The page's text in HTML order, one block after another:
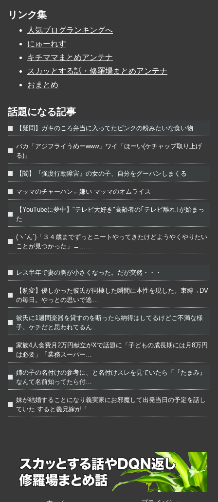
リンク集
人気ブログランキングへ
にゅーれす
キチママまとめアンテナ
スカッとする話・修羅場まとめアンテナ
おまとめ
話題になる記事
【疑問】ガキのころ弁当に入ってたピンクの粉みたいな食い物
バカ「アジフライうめーwww」ワイ「ほーい(ケチャップ取り上げ
る)」
【闇】『強度行動障害』の女の子、自分をグーパンしまくる
マッマのチャーハン←嫌い マッマのオムライス
【YouTubeに夢中】"テレビ大好き"高齢者の｢テレビ離れ｣が始まっ
た
(ヽ´ん`)「３４歳までずっとニートやってきたけどようやくやりたい
ことが見つかった」→……
レス半年で妻の胸が小さくなった。だが突然・・・
【豹変】優しかった彼氏が同棲した瞬間に本性を現した。束縛→DV
の毎日。やっとの思いで逃…
彼氏に1週間楽器を貸すのを断ったら納得はしてるけどご不満な様
子。ケチだと思われてるん…
家族4人食費月2万円献立がXで話題に「子どもの成長期には月8万円
は必要」「業務スーパー…
姉の子の名付けの参考に、と名付けスレを見ていたら「『たまみ』
なんて名前知ってたら付…
妹が結婚することになり義実家にお邪魔して出発当日の予定を話し
ていた すると義兄嫁が「…